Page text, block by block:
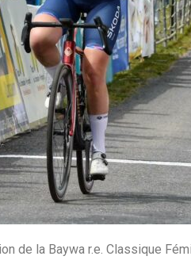
de la Baywa r.e. Classique